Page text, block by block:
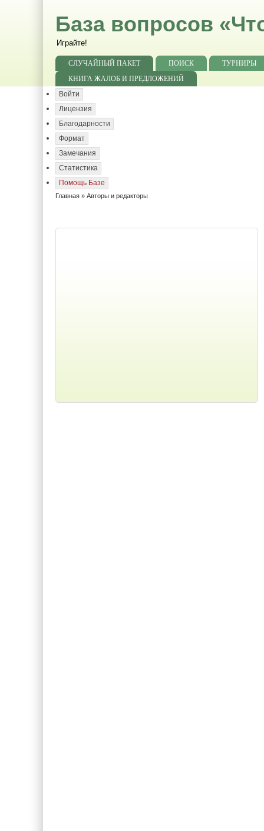
База вопросов
Играйте!
СЛУЧАЙНЫЙ ПАКЕТ ПОИСК
ТУРНИРЫ
КНИГА ЖАЛОБ И ПРЕДЛОЖЕНИЙ
Войти
Лицензия
Благодарности
Формат
Замечания
Статистика
Помощь Базе
Главная » Авторы и редакторы